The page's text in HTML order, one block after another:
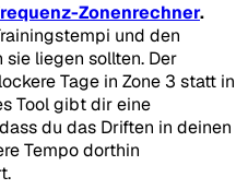
Zonenrechner.
und den
liegen sollten. Der
Tage in Zone 3 statt in
Tool gibt dir eine
du das Driften in deinen
Tempo dorthin